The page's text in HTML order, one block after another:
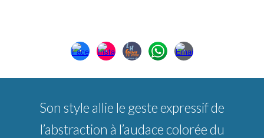
Son style allie le geste expressif de
l’abstraction à l’audace colorée du